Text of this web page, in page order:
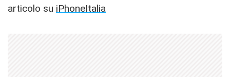
articolo su iPhoneItalia